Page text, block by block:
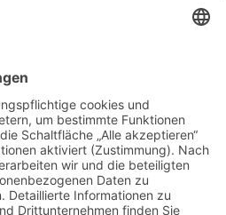
308-53
wuerzburg.de